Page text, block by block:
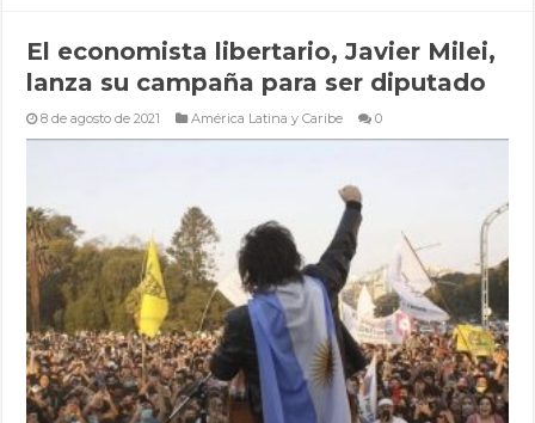
El economista libertario, Javier Milei,
lanza su campaña para ser diputado
8 de agosto de 2021 América Latina y Caribe 0